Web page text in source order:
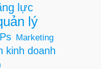
lực
lý
Marketing
kinh doanh